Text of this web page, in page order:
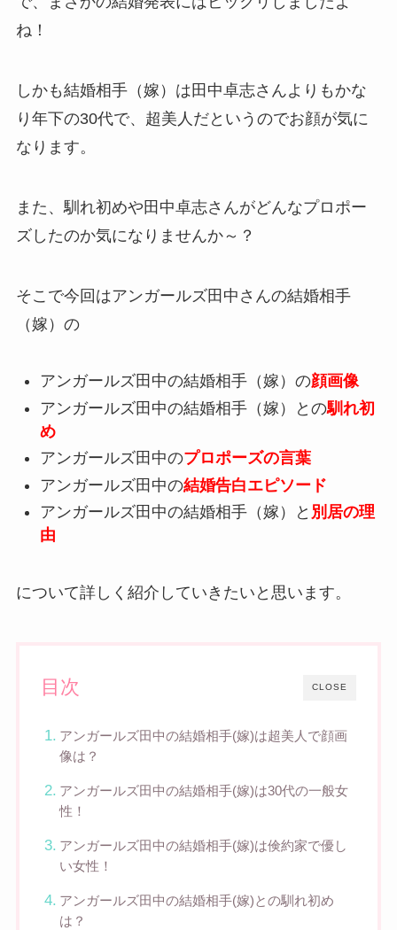
ね！
しかも結婚相手（嫁）は田中卓志さんよりもかな
り年下の30代で、超美人だというのでお顔が気に
なります。
また、馴れ初めや田中卓志さんがどんなプロポー
ズしたのか気になりませんか～？
そこで今回はアンガールズ田中さんの結婚相手
（嫁）の
アンガールズ田中の結婚相手（嫁）の顔画像
アンガールズ田中の結婚相手（嫁）との馴れ初
め
アンガールズ田中のプロポーズの言葉
アンガールズ田中の結婚告白エピソード
アンガールズ田中の結婚相手（嫁）と 別居の理
由
について詳しく紹介していきたいと思います。
CLOSE
目次
アンガールズ田中の結婚相手(嫁)は超美人で顔画
像は？
アンガールズ田中の結婚相手(嫁)は30代の一般女
性！
アンガールズ田中の結婚相手(嫁)は倹約家で優し
い女性！
アンガールズ田中の結婚相手(嫁)との馴れ初め
は？